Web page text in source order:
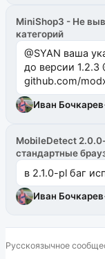
MiniShop3 - Не
категорий
@SYAN ваша
до версии
github.com/
github.com/
в б...
Иван Бочкарев·
MobileDetect
стандартные
в 2.1.0-pl баг
Иван Бочкарев·
Русскоязычное